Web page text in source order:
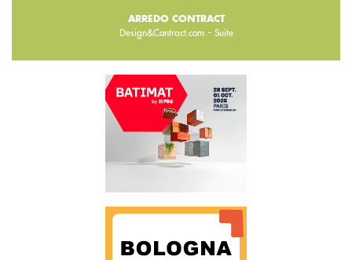
ARREDO CONTRACT
Design&Contract.com- Suite